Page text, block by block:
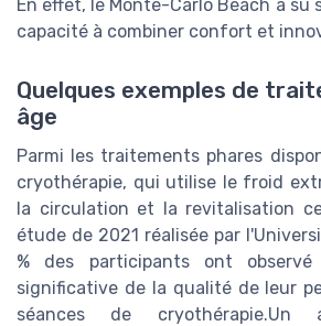
En effet, le Monte-Carlo Beach a su
capacité à combiner confort et
Quelques exemples de
âge
Parmi les traitements phares
cryothérapie, qui utilise le froid
la circulation et la revitalisation
étude de 2021 réalisée par
% des participants ont observé
significative de la qualité de leur
séances de cryothérapie.Un